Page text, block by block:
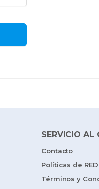
SERVICIO AL
Contacto
Políticas de
Términos y